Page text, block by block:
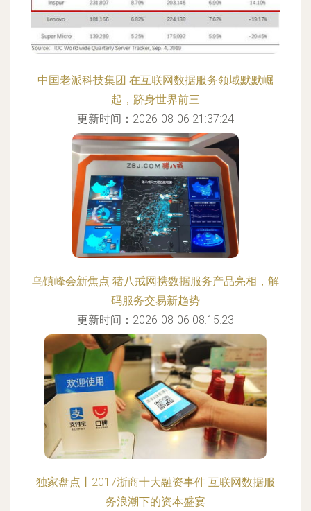
中国老派科技集团 在互联网数据服务领域默默崛
起，跻身世界前三
更新时间：2026-08-06 21:37:24
乌镇峰会新焦点 猪八戒网携数据服务产品亮相，解
码服务交易新趋势
更新时间：2026-08-06 08:15:23
独家盘点丨2017浙商十大融资事件 互联网数据服
务浪潮下的资本盛宴